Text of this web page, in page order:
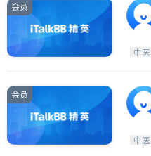
会员
中医
会员
中医